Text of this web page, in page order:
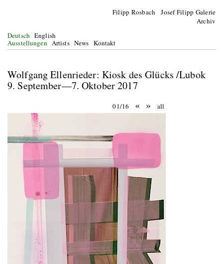
Filipp Rosbach Josef Filipp Galerie
Archiv
Deutsch English
Ausstellungen Artists News Kontakt
Wolfgang Ellenrieder: Kiosk des Glücks /Lubok
9. September—7. Oktober 2017
01/16 « » all